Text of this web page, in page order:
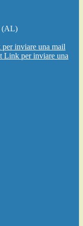
(AL)
inviare una mail
Link per inviare una